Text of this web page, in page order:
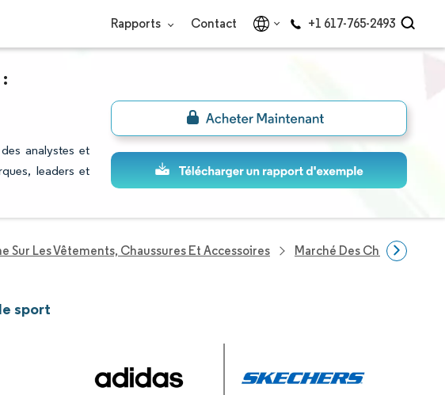
Rapports Contact +1 617-765-2493
analystes et
leaders et
Sur Les Vêtements, Chaussures Et Accessoires Marché Des Chaussures
sport